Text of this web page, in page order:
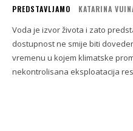
PREDSTAVLJAMO KATARINA
Voda je izvor života i zato
dostupnost ne smije biti
vremenu u kojem klimatske
nekontrolisana eksploatacija